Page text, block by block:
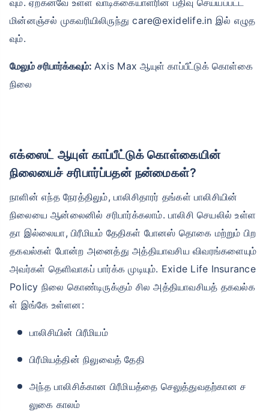
மின்னஞ்சல் முகவரியிலிருந்து care@exidelife.in இல் எழுத
வும்.
மேலும் சரிபார்க்கவும்: Axis Max ஆயுள் காப்பீட்டுக் கொள்கை
நிலை
எக்ஸைட் ஆயுள் காப்பீட்டுக் கொள்கையின்
நிலையைச் சரிபார்ப்பதன் நன்மைகள்?
நாளின் எந்த நேரத்திலும், பாலிசிதாரர் தங்கள் பாலிசியின்
நிலையை ஆன்லைனில் சரிபார்க்கலாம். பாலிசி செயலில் உள்ள
தா இல்லையா, பிரீமியம் தேதிகள் போனஸ் தொகை மற்றும் பிற
தகவல்கள் போன்ற அனைத்து அத்தியாவசிய விவரங்களையும்
அவர்கள் தெளிவாகப் பார்க்க முடியும். Exide Life Insurance
Policy நிலை கொண்டிருக்கும் சில அத்தியாவசியத் தகவல்க
ள் இங்கே உள்ளன:
பாலிசியின் பிரீமியம்
பிரீமியத்தின் நிலுவைத் தேதி
அந்த பாலிசிக்கான பிரீமியத்தை செலுத்துவதற்கான ச
லுகை காலம்